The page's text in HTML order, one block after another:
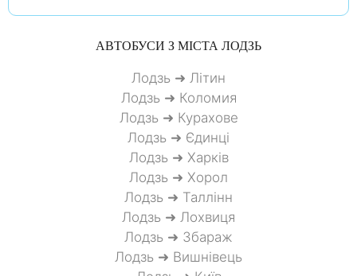
АВТОБУСИ З МІСТА ЛОДЗЬ
Лодзь ➜ Літин
Лодзь ➜ Коломия
Лодзь ➜ Курахове
Лодзь ➜ Єдинці
Лодзь ➜ Харків
Лодзь ➜ Хорол
Лодзь ➜ Таллінн
Лодзь ➜ Лохвиця
Лодзь ➜ Збараж
Лодзь ➜ Вишнівець